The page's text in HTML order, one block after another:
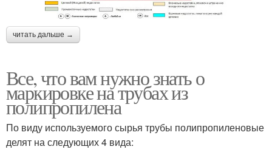
читать дальше →
Все, что вам нужно знать о
маркировке на трубах из
полипропилена
По виду используемого сырья трубы полипропиленовые
делят на следующих 4 вида: